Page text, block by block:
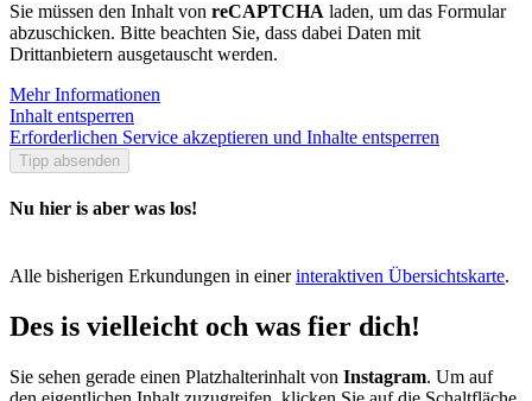
Sie müssen den Inhalt von reCAPTCHA laden, um das Formular
abzuschicken. Bitte beachten Sie, dass dabei Daten mit
Drittanbietern ausgetauscht werden.
Mehr Informationen
Inhalt entsperren
Erforderlichen Service akzeptieren und Inhalte entsperren
Tipp absenden
Nu hier is aber was los!
Alle bisherigen Erkundungen in einerinteraktiven Übersichtskarte.
Des is vielleicht och was fier dich!
Sie sehen gerade einen Platzhalterinhalt von Instagram. Um auf